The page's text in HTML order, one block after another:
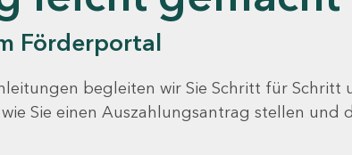
Förderportal
begleiten wir Sie Schritt für Schritt
Sie einen Auszahlungsantrag stellen und